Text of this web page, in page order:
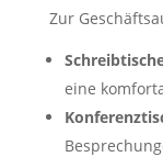
Zur
eine